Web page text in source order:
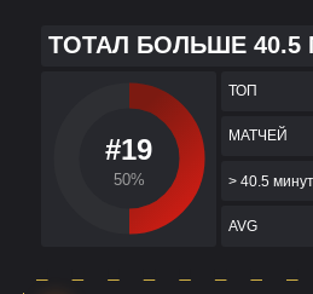
#19
50%
ТОТАЛ БОЛЬШЕ 40.5
ТОП
МАТЧЕЙ
> 40.5 минут
AVG